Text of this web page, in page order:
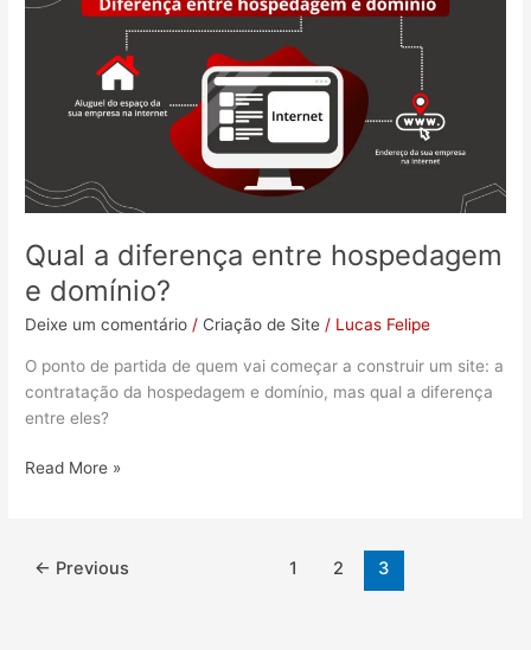
Qual a diferença entre hospedagem
e domínio?
Deixe um comentário / Criação de Site / Lucas Felipe
O ponto de partida de quem vai começar a construir um site: a
contratação da hospedagem e domínio, mas qual a diferença
entre eles?
a
hospedagem
Read More »
← Previous 1 2 3